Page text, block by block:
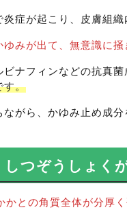
症が起こり、皮膚組織
みが出て、無意識に掻
ナフィンなどの抗真菌
す。
がら、かゆみ止め成分
つぞうしょく
かとの角質全体が分厚